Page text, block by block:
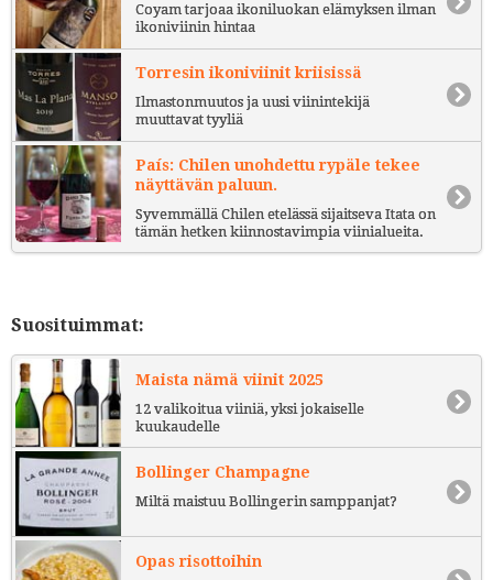
Coyam tarjoaa ikoniluokan elämyksen ilman
ikoniviinin hintaa
Torresin ikoniviinit kriisissä
Ilmastonmuutos ja uusi viinintekijä
muuttavat tyyliä
País: Chilen unohdettu rypäle tekee
näyttävän paluun.
Syvemmällä Chilen etelässä sijaitseva Itata on
tämän hetken kiinnostavimpia viinialueita.
Suosituimmat:
Maista nämä viinit 2025
12 valikoitua viiniä, yksi jokaiselle
kuukaudelle
Bollinger Champagne
Miltä maistuu Bollingerin samppanjat?
Opas risottoihin